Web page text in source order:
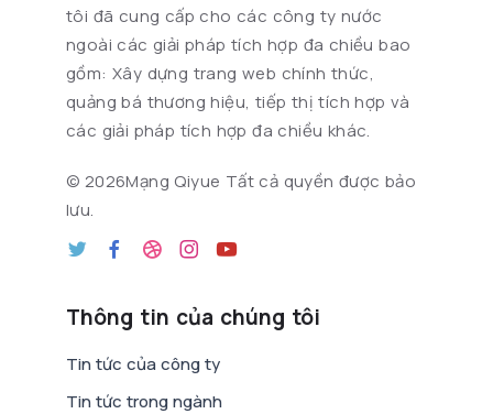
tôi đã cung cấp cho các công ty nước
ngoài các giải pháp tích hợp đa chiều bao
gồm: Xây dựng trang web chính thức,
quảng bá thương hiệu, tiếp thị tích hợp và
các giải pháp tích hợp đa chiều khác.
© 2026Mạng Qiyue Tất cả quyền được bảo
lưu.
Thông tin của chúng tôi
Tin tức của công ty
Tin tức trong ngành